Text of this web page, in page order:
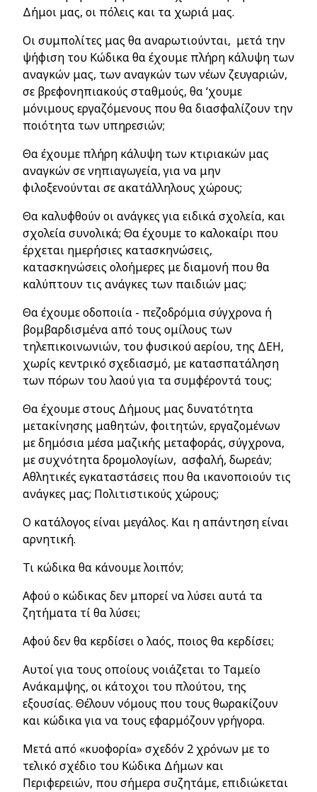
Δήμοι μας, οι πόλεις και τα χωριά μας.
Οι συμπολίτες μας θα αναρωτιούνται, μετά την
ψήφιση του Κώδικα θα έχουμε πλήρη κάλυψη των
αναγκών μας, των αναγκών των νέων ζευγαριών,
σε βρεφονηπιακούς σταθμούς, θα ‘χουμε
μόνιμους εργαζόμενους που θα διασφαλίζουν την
ποιότητα των υπηρεσιών;
Θα έχουμε πλήρη κάλυψη των κτιριακών μας
αναγκών σε νηπιαγωγεία, για να μην
φιλοξενούνται σε ακατάλληλους χώρους;
Θα καλυφθούν οι ανάγκες για ειδικά σχολεία, και
σχολεία συνολικά; Θα έχουμε το καλοκαίρι που
έρχεται ημερήσιες κατασκηνώσεις,
κατασκηνώσεις ολοήμερες με διαμονή που θα
καλύπτουν τις ανάγκες των παιδιών μας;
Θα έχουμε οδοποιία - πεζοδρόμια σύγχρονα ή
βομβαρδισμένα από τους ομίλους των
τηλεπικοινωνιών, του φυσικού αερίου, της ΔΕΗ,
χωρίς κεντρικό σχεδιασμό, με κατασπατάληση
των πόρων του λαού για τα συμφέροντά τους;
Θα έχουμε στους Δήμους μας δυνατότητα
μετακίνησης μαθητών, φοιτητών, εργαζομένων
με δημόσια μέσα μαζικής μεταφοράς, σύγχρονα,
με συχνότητα δρομολογίων, ασφαλή, δωρεάν;
Αθλητικές εγκαταστάσεις που θα ικανοποιούν τις
ανάγκες μας; Πολιτιστικούς χώρους;
Ο κατάλογος είναι μεγάλος. Και η απάντηση είναι
αρνητική.
Τι κώδικα θα κάνουμε λοιπόν;
Αφού ο κώδικας δεν μπορεί να λύσει αυτά τα
ζητήματα τί θα λύσει;
Αφού δεν θα κερδίσει ο λαός, ποιος θα κερδίσει;
Αυτοί για τους οποίους νοιάζεται το Ταμείο
Ανάκαμψης, οι κάτοχοι του πλούτου, της
εξουσίας. Θέλουν νόμους που τους θωρακίζουν
και κώδικα για να τους εφαρμόζουν γρήγορα.
Μετά από «κυοφορία» σχεδόν 2 χρόνων με το
τελικό σχέδιο του Κώδικα Δήμων και
Περιφερειών, που σήμερα συζητάμε, επιδιώκεται